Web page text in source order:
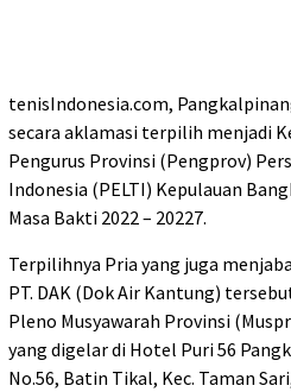
tenisIndonesia.com,
secara aklamasi terpilih menjadi
Pengurus Provinsi (Pengprov)
Indonesia (PELTI) Kepulauan
Masa Bakti 2022 – 20227.
Terpilihnya Pria yang juga
PT. DAK (Dok Air Kantung)
Pleno Musyawarah Provinsi
yang digelar di Hotel Puri 56
No.56, Batin Tikal, Kec. Taman